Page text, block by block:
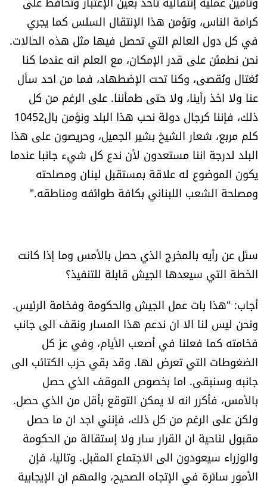
كرامة الناس، وتؤمن هذا الإنتقال السلس كما يجري
في كل دول العالم التي تحصل فيها مثل هذه الحالات.
نحن نطمئن على قدر الإمكان، مع العلم انه عندما كنا
نُغتال ونُقصى، وكنا تحت الإضطهاد، فما من احد سأل
عنا ولا اخذ رأينا، ولا حتى طمأننا. على الرغم من كل
ذلك، فإننا كرجال دولة نحب هذا البلد ونؤمن بال10452
كلم مربع، شعار الشيخ بشير الجميل، وحريصون على هذا
البلد لدرجة اننا مستعدون لأن ندع كل شيء جانبا عندما
يكون الموضوع له علاقة بمستقبل لبنان ومصلحته
ومصلحة الشعب اللبناني بكافة طوائفه ومناطقه."
سئل عن رأيه بالمخرج الذي حصل بالأمس وما إذا كانت
الخطة التي سيعدها الجيش قابلة للتنفيذ؟
أجاب: "هذا بات عمل الجيش والحكومة وفخامة الرئيس.
ونحن ليس لنا الا ان ندعم هذا المسار ونقف الى جانب
فخامته كما فعلنا في أصعب الأيام، وفي عز كل
الضغوطات التي تعرض لها. وقد بقي حزب الكتائب الى
جانبه وسنبقى. اما بخصوص الموقف الذي حصل
بالأمس، فأكرر انه لا يمكن التوقع بأقل من الذي حصل.
ولكن على الرغم من كل ذلك، فإنني اجد ان ما حصل
مقبول لناحية ان القرار سار ولا إستقالة من الحكومة
والوزراء سيعودون الى الاجتماع المقبل. وتاليا، فإن
الأمور سائرة في الإتجاه الصحيح، والمهم ان الإيجابية